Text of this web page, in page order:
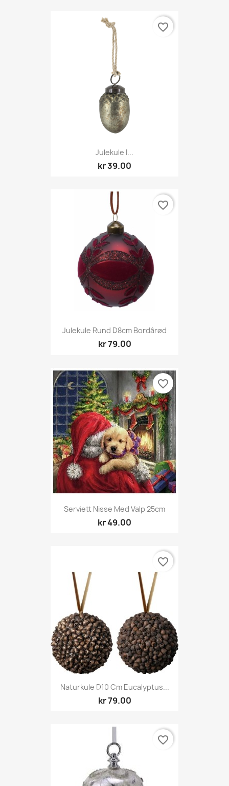
Julekule I...
kr 39.00
favorite_border
Julekule Rund D8cm Bordårød
kr 79.00
favorite_border
Serviett Nisse Med Valp 25cm
kr 49.00
favorite_border
Naturkule D10 Cm Eucalyptus...
kr 79.00
favorite_border
favorite_border